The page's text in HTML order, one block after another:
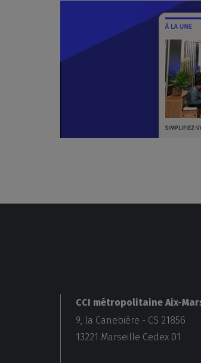
CCI métropolitaine Aix-
9, la Canebière - CS 21856
13221 Marseille Cedex 01